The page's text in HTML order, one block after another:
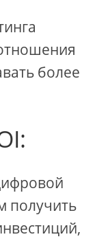
более
получить